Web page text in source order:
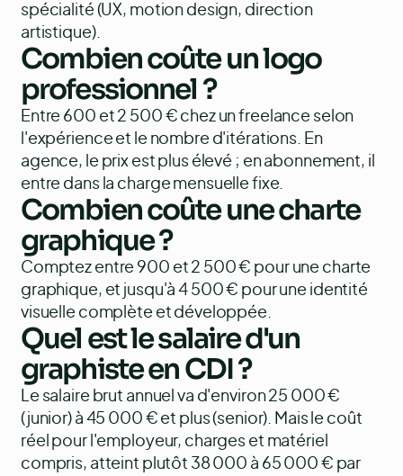
spécialité (UX, motion design, direction
artistique).
Combien coûte un logo
professionnel ?
Entre 600 et 2 500 € chez un freelance selon
l'expérience et le nombre d'itérations. En
agence, le prix est plus élevé ; en abonnement, il
entre dans la charge mensuelle fixe.
Combien coûte une charte
graphique ?
Comptez entre 900 et 2 500 € pour une charte
graphique, et jusqu'à 4 500 € pour une identité
visuelle complète et développée.
Quel est le salaire d'un
graphiste en CDI ?
Le salaire brut annuel va d'environ 25 000 €
(junior) à 45 000 € et plus (senior). Mais le coût
réel pour l'employeur, charges et matériel
compris, atteint plutôt 38 000 à 65 000 € par